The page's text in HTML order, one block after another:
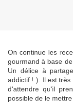
On continue les
gourmand à base
Un délice à
addictif ! ). Il est
d'attendre qu'il
possible de le